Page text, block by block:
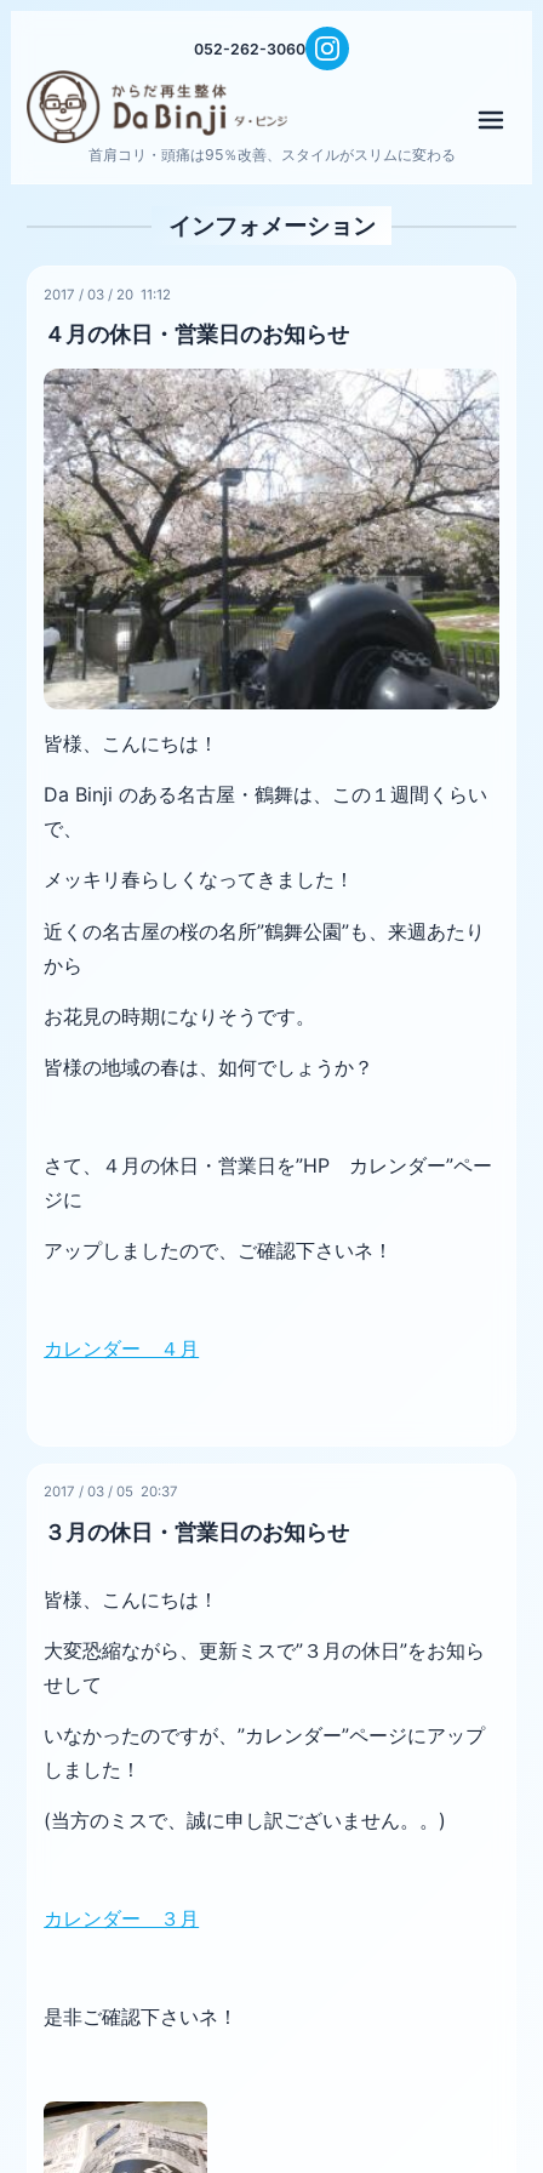
052-262-3060
首肩コリ・頭痛は95％改善、スタイルがスリムに変わる
インフォメーション
2017 /03 / 20 11:12
４月の休日・営業日のお知らせ
皆様、こんにちは！
Da Binji のある名古屋・鶴舞は、この１週間くらい
で、
メッキリ春らしくなってきました！
近くの名古屋の桜の名所”鶴舞公園”も、来週あたり
から
お花見の時期になりそうです。
皆様の地域の春は、如何でしょうか？
さて、４月の休日・営業日を”HP カレンダー”ペー
ジに
アップしましたので、ご確認下さいネ！
カレンダー ４月
2017 /03 /05 20:37
３月の休日・営業日のお知らせ
皆様、こんにちは！
大変恐縮ながら、更新ミスで” ３月の休日”をお知ら
せして
いなかったのですが、”カレンダー”ページにアップ
しました！
(当方のミスで、誠に申し訳ございません。。)
カレンダー ３月
是非ご確認下さいネ！